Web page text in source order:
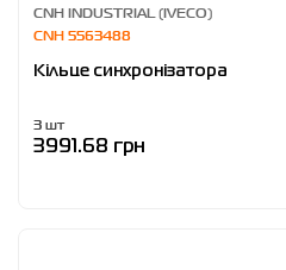
CNH INDUSTRIAL (IVECO)
CNH 5563488
Кільце синхронізатора
3 шт
3991.68 грн